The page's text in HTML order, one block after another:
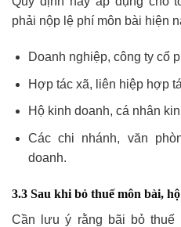
phải nộp lệ phí môn bài hiện
Doanh nghiệp, công ty cổ
Hợp tác xã, liên hiệp hợp
Hộ kinh doanh, cá nhân
Các chi nhánh, văn
doanh.
3.3 Sau khi bỏ thuế môn bài,
Cần lưu ý rằng bãi bỏ thuế